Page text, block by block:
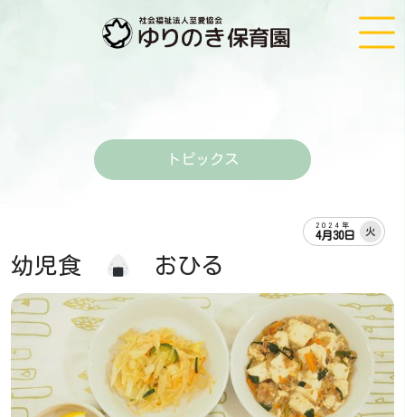
トピックス
2024年
4月30日 火
幼児食 おひる